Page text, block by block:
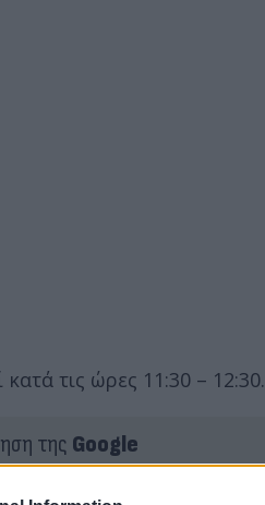
τις ώρες 11:30 – 12:30.
της Google